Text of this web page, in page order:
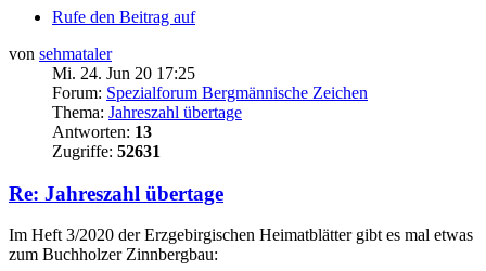
Rufe den Beitrag auf
von sehmataler
Mi. 24. Jun 20 17:25
Forum: Spezialforum Bergmännische Zeichen
Thema: Jahreszahl übertage
Antworten: 13
Zugriffe: 52631
Re: Jahreszahl übertage
Im Heft 3/2020 der Erzgebirgischen Heimatblätter gibt es mal etwas
zum Buchholzer Zinnbergbau: